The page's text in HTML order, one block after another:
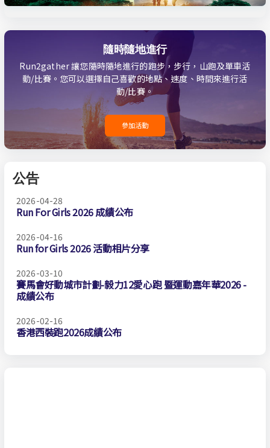
隨時隨地進行
Run2gather 讓您隨時隨地進行的跑步，步行，山跑及單車活
動/比賽。您可以選擇自己喜歡的地點、速度、時間來進行活
動/比賽。
參加活動
公告
2026-04-28
Run For Girls 2026 成績公布
2026-04-16
Run for Girls 2026 活動相片分享
2026-03-10
賽馬會好動城市計劃-毅力12愛心跑 暨運動嘉年華2026 -
成績公布
2026-02-16
香港西裝跑2026成績公布